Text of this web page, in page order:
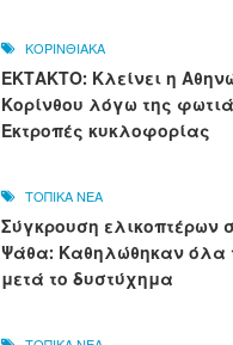
ΚΟΡΙΝΘΙΑΚΑ
ΕΚΤΑΚΤΟ: Κλείνει η
Κορίνθου λόγω της
Εκτροπές κυκλοφορίας
ΤΟΠΙΚΑ ΝΕΑ
Σύγκρουση ελικοπτέρων
Ψάθα: Καθηλώθηκαν όλα
μετά το δυστύχημα